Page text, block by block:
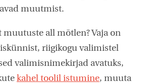
muutmist.
all mõtlen? Vaja on
riigikogu valimistel
valimisnimekirjad avatuks,
kahel toolil istumine, muuta